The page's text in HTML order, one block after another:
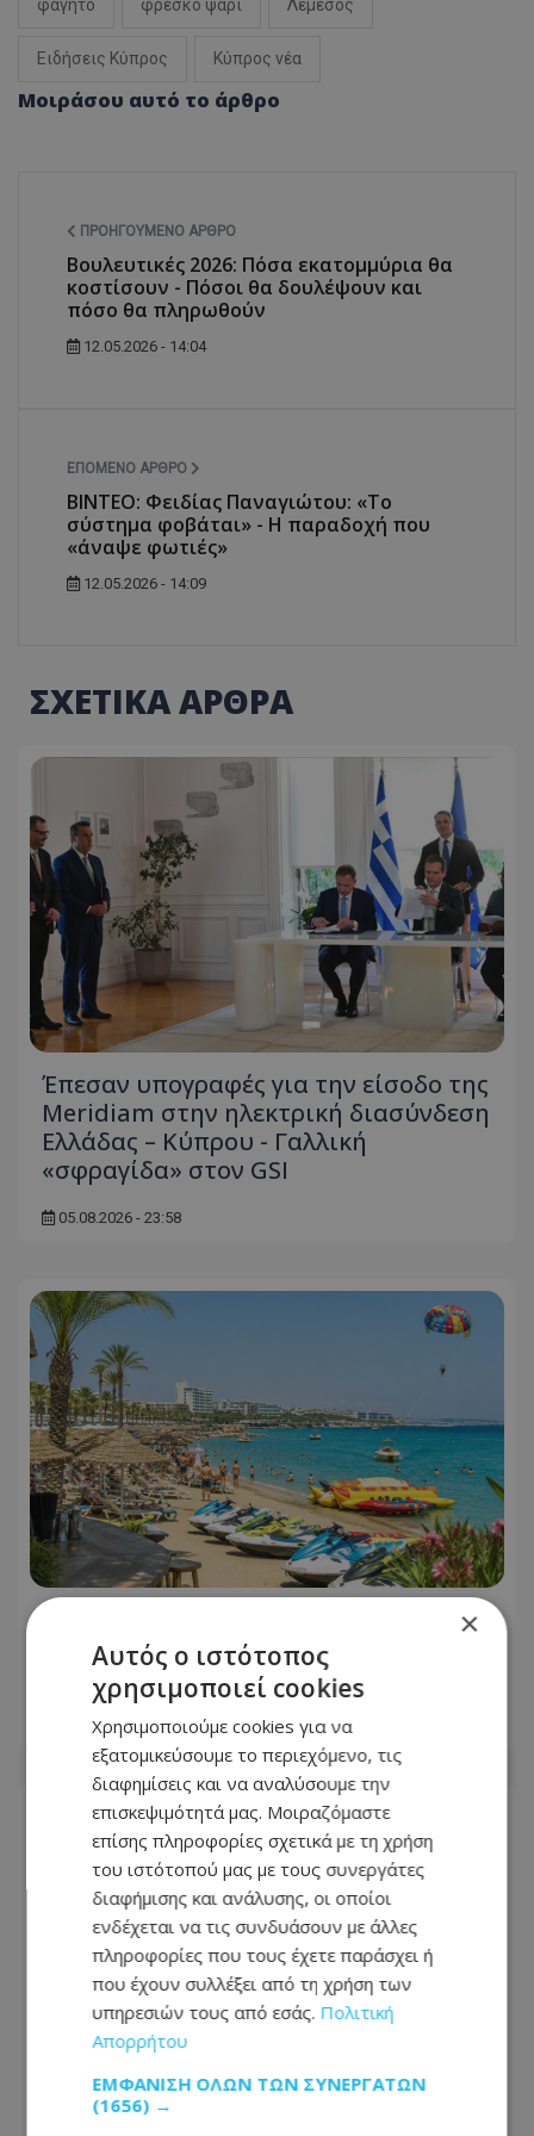
φαγητό φρέσκο ψάρι Λεμεσός
Ειδήσεις Κύπρος Κύπρος νέα
Μοιράσου αυτό το άρθρο
ΠΡΟΗΓΟΎΜΕΝΟ ΆΡΘΡΟ
Βουλευτικές 2026: Πόσα εκατομμύρια θα
κοστίσουν - Πόσοι θα δουλέψουν και
πόσο θα πληρωθούν
12.05.2026 - 14:04
ΕΠΌΜΕΝΟ ΆΡΘΡΟ
BINTEO: Φειδίας Παναγιώτου: «Το
σύστημα φοβάται» - Η παραδοχή που
«άναψε φωτιές»
12.05.2026 - 14:09
ΣΧΕΤΙΚΑ ΑΡΘΡΑ
Έπεσαν υπογραφές για την είσοδο της
Meridiam στην ηλεκτρική διασύνδεση
Ελλάδας – Κύπρου - Γαλλική
«σφραγίδα» στον GSI
05.08.2026 - 23:58
μεγάλο στοίχημα που κρίνει ολόκληρη
τη χρονιά
05.08.2026 - 06:20
«Χρυσός» ο νέος δασμός - Πόσα
×
Αυτός ο ιστότοπος
χρησιμοποιεί cookies
Χρησιμοποιούμε cookies για να
εξατομικεύσουμε το περιεχόμενο, τις
διαφημίσεις και να αναλύσουμε την
επισκεψιμότητά μας. Μοιραζόμαστε
επίσης πληροφορίες σχετικά με τη χρήση
του ιστότοπού μας με τους συνεργάτες
διαφήμισης και ανάλυσης, οι οποίοι
ενδέχεται να τις συνδυάσουν με άλλες
πληροφορίες που τους έχετε παράσχει ή
που έχουν συλλέξει από τη χρήση των
υπηρεσιών τους από εσάς. Πολιτική
Απορρήτου
ΕΜΦΆΝΙΣΗ ΌΛΩΝ ΤΩΝ ΣΥΝΕΡΓΑΤΏΝ
(1656) →